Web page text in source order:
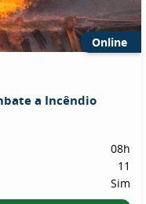
Online
a Incêndio
08h
11
Sim